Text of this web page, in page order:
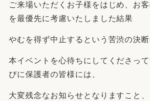
ご来場いただくお子様をはじめ、お
を最優先に考慮いたしました結果
やむを得ず中止するという苦渋の決断
本イベントを心待ちにしてくださっ
びに保護者の皆様には、
大変残念なお知らせとなりますこと、